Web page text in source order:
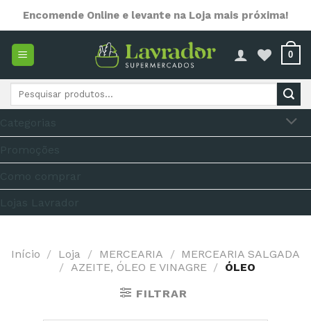
content
Encomende Online e levante na Loja mais próxima!
0
Pesquisar
Início / Loja / MERCEARIA / MERCEARIA SALGADA
/ AZEITE, ÓLEO E VINAGRE / ÓLEO
FILTRAR